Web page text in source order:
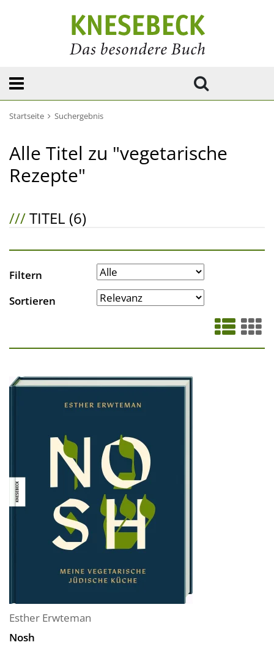
Startseite Suchergebnis
Alle Titel zu "vegetarische
Rezepte"
///TITEL (6)
Filtern
Sortieren
Esther Erwteman
Nosh